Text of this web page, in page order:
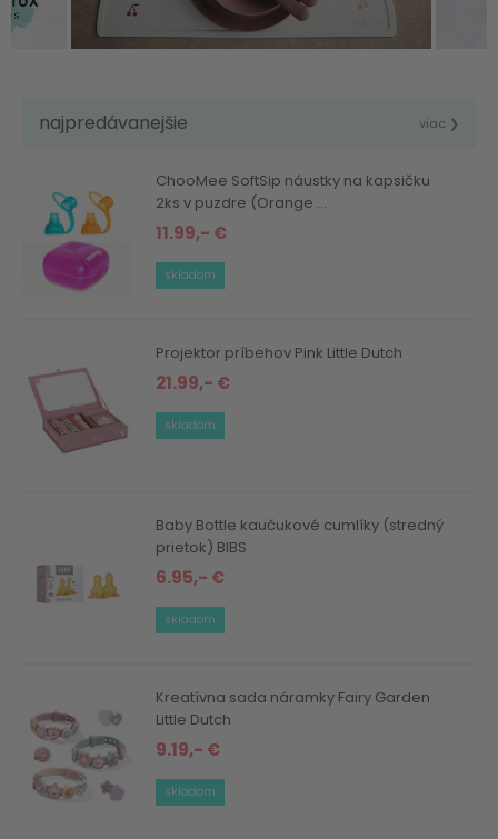
najpredávanejšie viac ❯
ChooMee SoftSip náustky na kapsičku
2ks v puzdre (Orange ...
11.99,- €
skladom
Projektor príbehov Pink Little Dutch
21.99,- €
skladom
Baby Bottle kaučukové cumlíky (stredný
prietok) BIBS
6.95,- €
skladom
Kreatívna sada náramky Fairy Garden
Little Dutch
9.19,- €
skladom